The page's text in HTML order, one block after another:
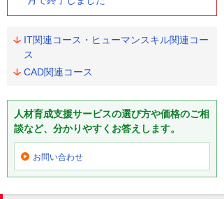
IT関連コース・ヒューマンスキル関連コー
ス
CAD関連コース
人材育成支援サービスの選び方や価格のご相
談など、分かりやすくお答えします。
お問い合わせ